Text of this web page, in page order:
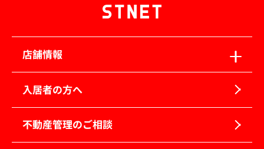
店舗情報
入居者の方へ
不動産管理のご相談